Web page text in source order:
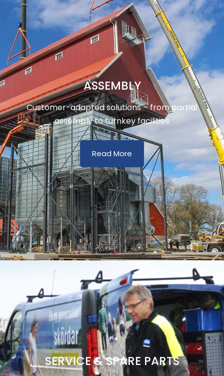
ASSEMBLY
Customer-adapted solutions – from partial
assembly to turnkey facilities
Read More
SERVICE & SPARE PARTS